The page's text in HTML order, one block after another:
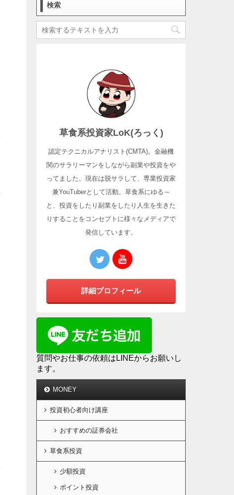
検索
草食系投資家LoK(ろっく)
認定テクニカルアナリスト(CMTA)。金融機
関のサラリーマンをしながら副業や投資をや
ってました。現在は脱サラして、専業投資家
兼YouTuberとして活動。草食系にゆる～
と、投資をしたり副業をしたり人生を生きた
りすることをコンセプトに様々なメディアで
発信しています。
詳細プロフィール
質問やお仕事の依頼はLINEからお願いし
ます。
MONEY
投資初心者向け講座
おすすめの証券会社
草食系投資
少額投資
ポイント投資